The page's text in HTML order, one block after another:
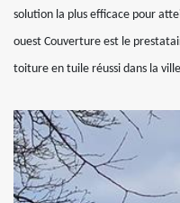
solution la plus efficace pour
ouest Couverture est le
toiture en tuile réussi dans la